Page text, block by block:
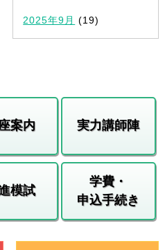
2025年9月 (19)
案内 実力講師陣
模試
学費・
申込手続き